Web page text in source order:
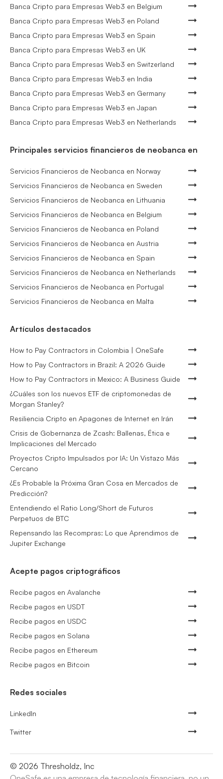
Banca Cripto para Empresas Web3 en Belgium
Banca Cripto para Empresas Web3 en Poland
Banca Cripto para Empresas Web3 en Spain
Banca Cripto para Empresas Web3 en UK
Banca Cripto para Empresas Web3 en Switzerland
Banca Cripto para Empresas Web3 en India
Banca Cripto para Empresas Web3 en Germany
Banca Cripto para Empresas Web3 en Japan
Banca Cripto para Empresas Web3 en Netherlands
Principales servicios financieros de neobanca en
Servicios Financieros de Neobanca en Norway
Servicios Financieros de Neobanca en Sweden
Servicios Financieros de Neobanca en Lithuania
Servicios Financieros de Neobanca en Belgium
Servicios Financieros de Neobanca en Poland
Servicios Financieros de Neobanca en Austria
Servicios Financieros de Neobanca en Spain
Servicios Financieros de Neobanca en Netherlands
Servicios Financieros de Neobanca en Portugal
Servicios Financieros de Neobanca en Malta
Artículos destacados
How to Pay Contractors in Colombia | OneSafe
How to Pay Contractors in Brazil: A 2026 Guide
How to Pay Contractors in Mexico: A Business Guide
¿Cuáles son los nuevos ETF de criptomonedas de
Morgan Stanley?
Resiliencia Cripto en Apagones de Internet en Irán
Crisis de Gobernanza de Zcash: Ballenas, Ética e
Implicaciones del Mercado
Proyectos Cripto Impulsados por IA: Un Vistazo Más
Cercano
¿Es Probable la Próxima Gran Cosa en Mercados de
Predicción?
Entendiendo el Ratio Long/Short de Futuros
Perpetuos de BTC
Repensando las Recompras: Lo que Aprendimos de
Jupiter Exchange
Acepte pagos criptográficos
Recibe pagos en Avalanche
Recibe pagos en USDT
Recibe pagos en USDC
Recibe pagos en Solana
Recibe pagos en Ethereum
Recibe pagos en Bitcoin
Redes sociales
LinkedIn
Twitter
© 2026 Thresholdz, Inc